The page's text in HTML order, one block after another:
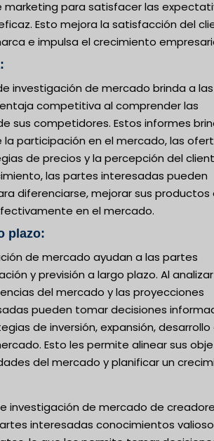
marketing para satisfacer las
Esto mejora la satisfacción del
e impulsa el crecimiento
investigación de mercado brinda a las
competitiva al comprender las
sus competidores. Estos informes
la participación en el mercado, las
de precios y la percepción del
las partes interesadas pueden
diferenciarse, mejorar sus productos
en el mercado.
plazo:
de mercado ayudan a las partes
y previsión a largo plazo. Al
del mercado y las proyecciones
pueden tomar decisiones
de inversión, expansión, desarrollo
Esto les permite alinear sus
del mercado y planificar un
investigación de mercado de
interesadas conocimientos